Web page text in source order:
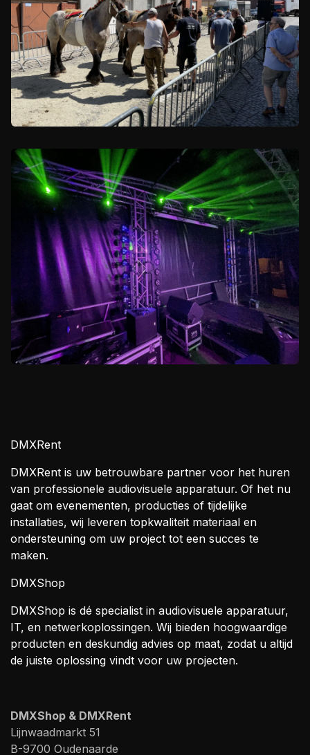
DMXRent
DMXRent is uw betrouwbare partner voor het huren
van professionele audiovisuele apparatuur. Of het nu
gaat om evenementen, producties of tijdelijke
installaties, wij leveren topkwaliteit materiaal en
ondersteuning om uw project tot een succes te
maken.
DMXShop
DMXShop is dé specialist in audiovisuele apparatuur,
IT, en netwerkoplossingen. Wij bieden hoogwaardige
producten en deskundig advies op maat, zodat u altijd
de juiste oplossing vindt voor uw projecten.
DMXShop & DMXRent
Lijnwaadmarkt 51
B-9700 Oudenaarde